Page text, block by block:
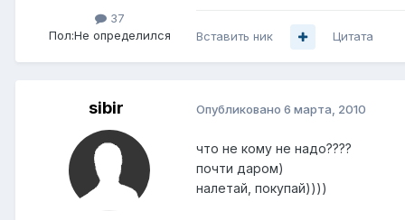
37
Пол:Не определился Вставить ник Цитата
sibir Опубликовано 6 марта, 2010
что не кому не надо????
почти даром)
налетай, покупай))))